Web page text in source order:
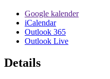
Google kalender
iCalendar
Outlook 365
Outlook Live
Details